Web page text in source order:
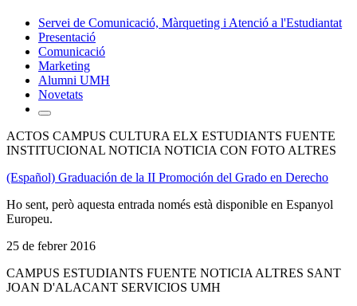
Servei de Comunicació, Màrqueting i Atenció a l'Estudiantat
Presentació
Comunicació
Marketing
Alumni UMH
Novetats
ACTOS CAMPUS CULTURA ELX ESTUDIANTS FUENTE
INSTITUCIONAL NOTICIA NOTICIA CON FOTO ALTRES
(Español) Graduación de la II Promoción del Grado en Derecho
Ho sent, però aquesta entrada només està disponible en Espanyol
Europeu.
25 de febrer 2016
CAMPUS ESTUDIANTS FUENTE NOTICIA ALTRES SANT
JOAN D'ALACANT SERVICIOS UMH